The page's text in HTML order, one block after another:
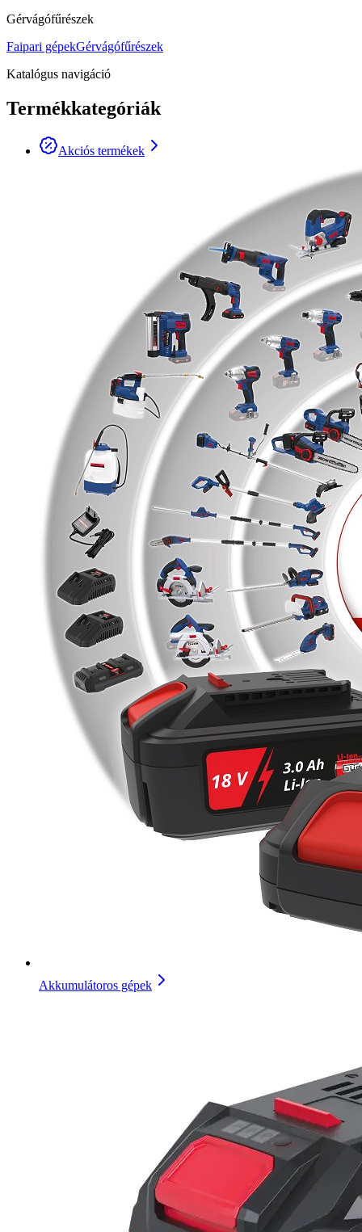
Gérvágófűrészek
Faipari gépekGérvágófűrészek
Katalógus navigáció
Termékkategóriák
Akciós termékek
Akkumulátoros gépek